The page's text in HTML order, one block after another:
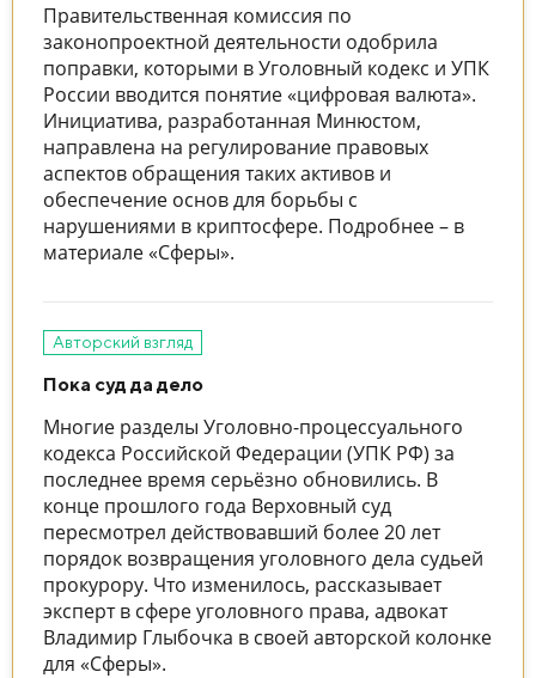
Правительственная комиссия по
законопроектной деятельности одобрила
поправки, которыми в Уголовный кодекс и УПК
России вводится понятие «цифровая валюта».
Инициатива, разработанная Минюстом,
направлена на регулирование правовых
аспектов обращения таких активов и
обеспечение основ для борьбы с
нарушениями в криптосфере. Подробнее – в
материале «Сферы».
Авторский взгляд
Пока суд да дело
Многие разделы Уголовно-процессуального
кодекса Российской Федерации (УПК РФ) за
последнее время серьёзно обновились. В
конце прошлого года Верховный суд
пересмотрел действовавший более 20 лет
порядок возвращения уголовного дела судьей
прокурору. Что изменилось, рассказывает
эксперт в сфере уголовного права, адвокат
Владимир Глыбочка в своей авторской колонке
для «Сферы».